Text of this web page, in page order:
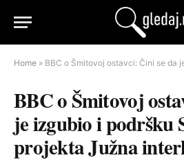
Home » BBC o Šmitovoj ostavci: Čini se da je izgubio i
BBC o Šmitovoj
je izgubio i podršku
projekta Južna